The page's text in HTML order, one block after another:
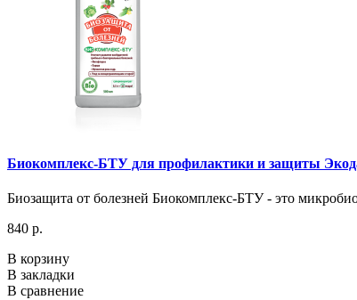
Биокомплекс-БТУ для профилактики и защиты
Биозащита от болезней Биокомплекс-БТУ - это
840 р.
В корзину
В закладки
В сравнение